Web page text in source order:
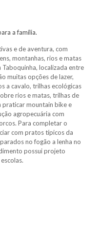
a família.
e de aventura, com
montanhas, rios e matas
localizada entre
muitas opções de lazer,
a cavalo, trilhas ecológicas
rios e matas, trilhas de
mountain bike e
agropecuária com
Para completar o
com pratos típicos da
no fogão a lenha no
possui projeto